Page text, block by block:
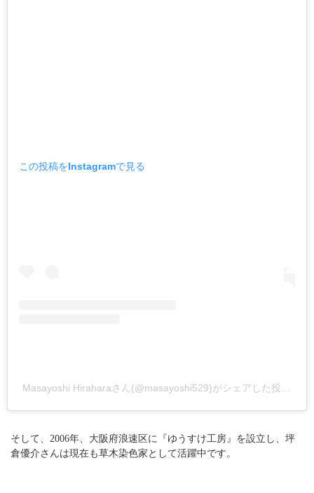
この投稿をInstagramで見る
Masayoshi Hiraharaさん(@masayoshi529)がシェアした投稿
そして、2006年、大阪府浪速区に『ゆうすけ工房』を設立し、坪
倉優介さんは現在も草木染色家として活躍中です。